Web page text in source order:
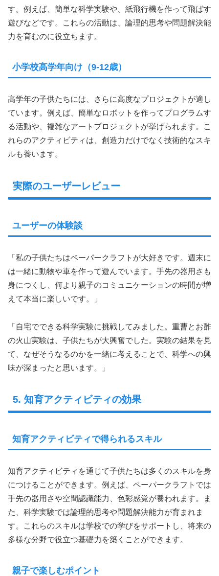
す。例えば、簡単な科学実験や、紙飛行機を作って飛ばす
遊びなどです。これらの活動は、論理的思考や問題解決能
力を育むのに役立ちます。
小学校高学年向け（9-12歳）
高学年の子供たちには、さらに高度なプロジェクトが適し
ています。例えば、簡単なロボットを作ってプログラムす
る活動や、複雑なアートプロジェクトが挙げられます。こ
れらのアクティビティは、創造力だけでなく技術的なスキ
ルも養います。
実際のユーザーレビュー
ユーザーの体験談
「私の子供たちはペーパークラフトが大好きです。週末に
は一緒に動物や車を作って遊んでいます。手先の器用さも
身につくし、何より親子のコミュニケーションの時間が増
えて本当に楽しいです。」
「自宅でできる科学実験に挑戦してみました。重曹とお酢
の火山実験は、子供たちが大興奮でした。実験の結果を見
て、なぜそうなるのかを一緒に考えることで、科学への興
味が深まったと思います。」
5. 知育アクティビティの効果
知育アクティビティで得られるスキル
知育アクティビティを通じて子供たちは多くのスキルを身
につけることができます。例えば、ペーパークラフトでは
手先の器用さや空間認識能力、色彩感覚が養われます。ま
た、科学実験では論理的思考や問題解決能力が育まれま
す。これらのスキルは学校での学びをサポートし、将来の
多様な分野で役立つ基礎力を築くことができます。
親子で楽しむポイント